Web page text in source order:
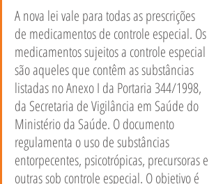
A nova lei vale para todas as prescrições
de medicamentos de controle especial. Os
medicamentos sujeitos a controle especial
são aqueles que contêm as substâncias
listadas no Anexo I da Portaria 344/1998,
da Secretaria de Vigilância em Saúde do
Ministério da Saúde. O documento
regulamenta o uso de substâncias
entorpecentes, psicotrópicas, precursoras e
outras sob controle especial. O objetivo é